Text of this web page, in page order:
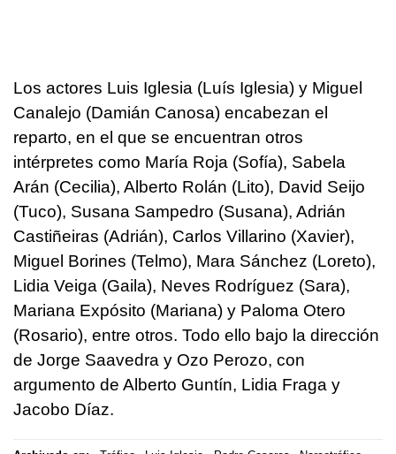
Los actores Luis Iglesia (Luís Iglesia) y Miguel
Canalejo (Damián Canosa) encabezan el
reparto, en el que se encuentran otros
intérpretes como María Roja (Sofía), Sabela
Arán (Cecilia), Alberto Rolán (Lito), David Seijo
(Tuco), Susana Sampedro (Susana), Adrián
Castiñeiras (Adrián), Carlos Villarino (Xavier),
Miguel Borines (Telmo), Mara Sánchez (Loreto),
Lidia Veiga (Gaila), Neves Rodríguez (Sara),
Mariana Expósito (Mariana) y Paloma Otero
(Rosario), entre otros. Todo ello bajo la dirección
de Jorge Saavedra y Ozo Perozo, con
argumento de Alberto Guntín, Lidia Fraga y
Jacobo Díaz.